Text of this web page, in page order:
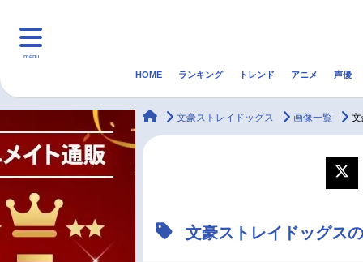
menu
マンガ・ラノベ 音楽
アニメ記事一覧
HOME ランキング トレンド アニメ 声優
animateTimes
文豪ストレイドッグス 画像一覧
文豪ストレイドッグス